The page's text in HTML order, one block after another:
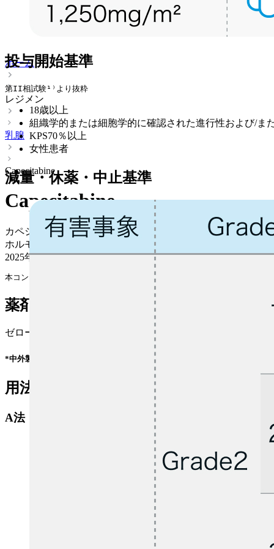
投与開始基準
第II相試験¹⁾より抜粋
18歳以上
組織学的または細胞学的に確認された進行性および/ま
KPS70％以上
女性患者
減量・休薬・中止基準
ホーム
レジメン
乳腺
Capecitabine
Capecitabine
カペシタビン(ゼローダ®)
ホルモン受容体陽性 / HER2陰性 > 化学療法 (転移･再発)
2025年03月31日更新
本コンテンツは特定の治療法を推奨するものではありません｡ 個々の患
薬剤情報
ゼローダ® ( 適正使用情報
*中外製薬会社の外部サイトへ遷移します
用法用量
A法